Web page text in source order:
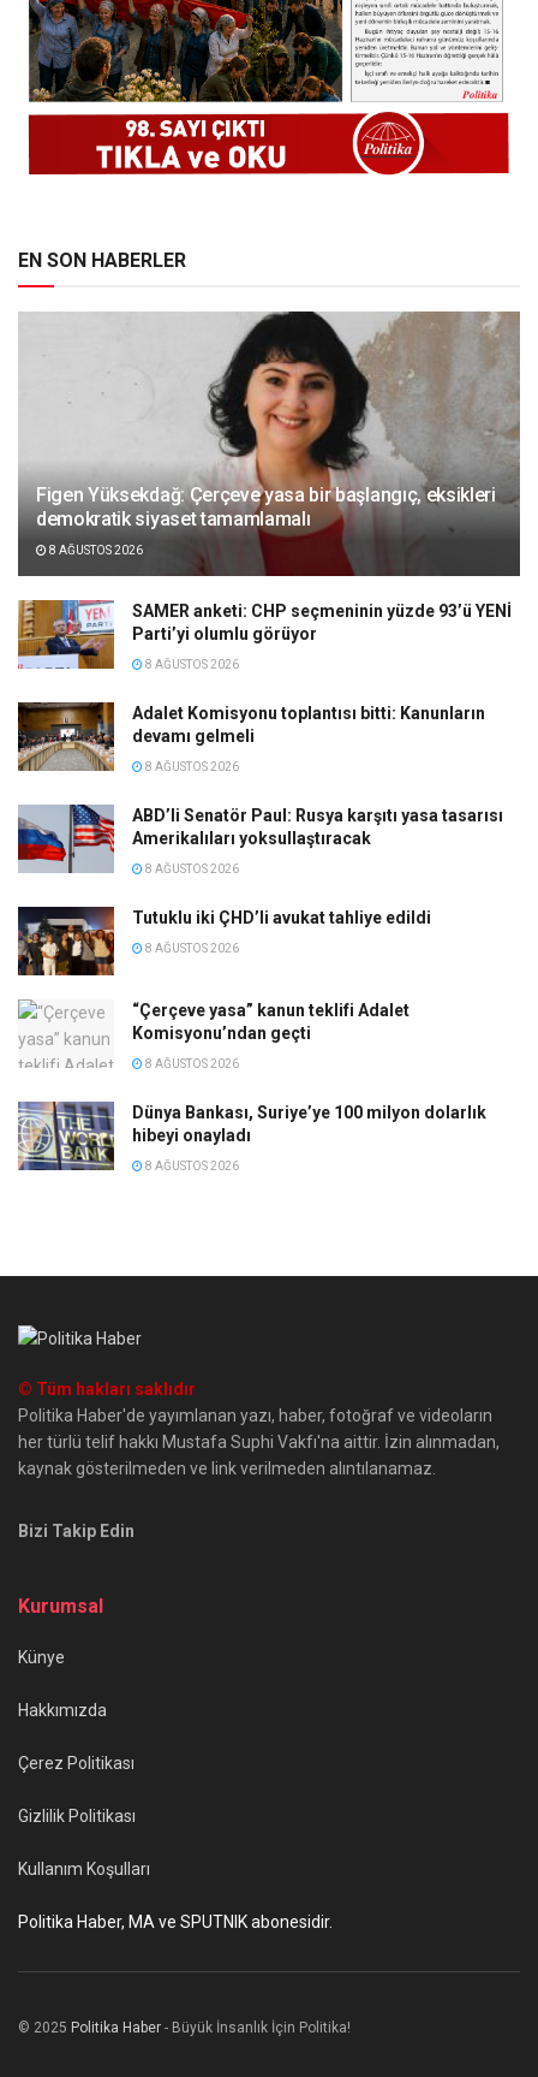
EN SON HABERLER
Figen Yüksekdağ: Çerçeve yasa bir başlangıç, eksikleri
demokratik siyaset tamamlamalı
8 AĞUSTOS 2026
SAMER anketi: CHP seçmeninin yüzde 93’ü YENİ
Parti’yi olumlu görüyor
8 AĞUSTOS 2026
Adalet Komisyonu toplantısı bitti: Kanunların
devamı gelmeli
8 AĞUSTOS 2026
ABD’li Senatör Paul: Rusya karşıtı yasa tasarısı
Amerikalıları yoksullaştıracak
8 AĞUSTOS 2026
Tutuklu iki ÇHD’li avukat tahliye edildi
8 AĞUSTOS 2026
“Çerçeve yasa” kanun teklifi Adalet
Komisyonu’ndan geçti
8 AĞUSTOS 2026
Dünya Bankası, Suriye’ye 100 milyon dolarlık
hibeyi onayladı
8 AĞUSTOS 2026
© Tüm hakları saklıdır
Politika Haber'de yayımlanan yazı, haber, fotoğraf ve videoların
her türlü telif hakkı Mustafa Suphi Vakfı'na aittir. İzin alınmadan,
kaynak gösterilmeden ve link verilmeden alıntılanamaz.
Bizi Takip Edin
Kurumsal
Künye
Hakkımızda
Çerez Politikası
Gizlilik Politikası
Kullanım Koşulları
Politika Haber, MA ve SPUTNIK abonesidir.
© 2025 Politika Haber - Büyük İnsanlık İçin Politika!